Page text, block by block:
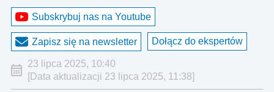
Subskrybuj nas na Youtube
Zapisz się na newsletter Dołącz do ekspertów
23 lipca 2025, 10:40
[Data aktualizacji 23 lipca 2025, 11:38]